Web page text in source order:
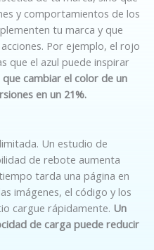
y comportamientos de los
tu marca y que
Por ejemplo, el rojo
que el azul puede inspirar
cambiar el color de un
en un 21%.
Un estudio de
de rebote aumenta
tarda una página en
imágenes, el código y los
cargue rápidamente. Un
de carga puede reducir